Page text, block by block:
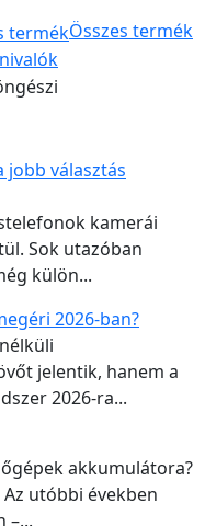
Összes termék
jobb választás
kamerái
Sok utazóban
külön...
2026-ban?
jelentik, hanem a
2026-ra...
akkumulátora?
utóbbi években
–...